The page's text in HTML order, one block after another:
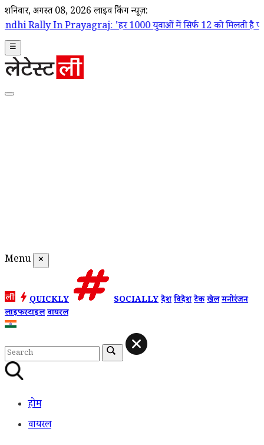
शनिवार, अगस्त 08, 2026 लाइव ब्रेकिंग न्यूज़:
'हर 1000 युवाओं में सिर्फ 12 को मिलती है पक्की नौकरी',
☰
Menu ✕
QUICKLY SOCIALLYदेशविदेशटेकखेलमनोरंजन
लाइफस्टाइलवायरल
होम
वायरल